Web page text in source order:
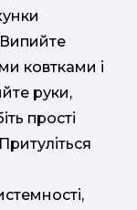
ковтками і
руки,
прості